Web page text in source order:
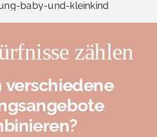
zählen
verschiedene